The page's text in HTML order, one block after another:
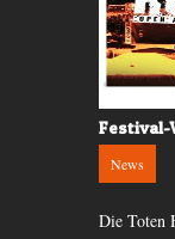
Festival-
News
Die Toten